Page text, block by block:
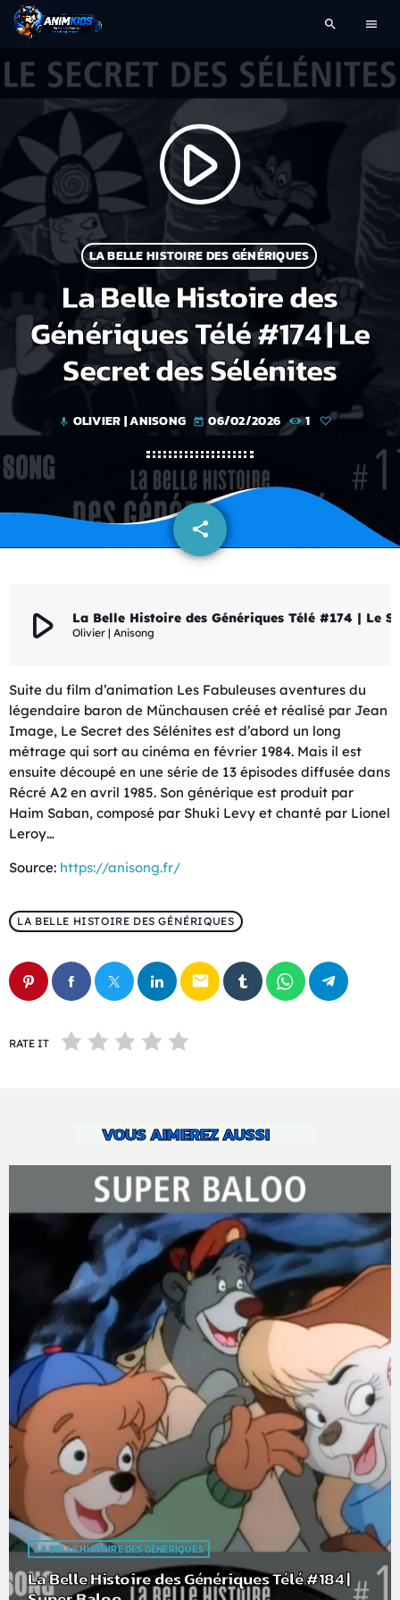
search menu
play_arrow
LA BELLE HISTOIRE DES GÉNÉRIQUES
La Belle Histoire des
Génériques Télé #174 | Le
Secret des Sélénites
mic OLIVIER | ANISONG today 06/02/2026 1
share
email
play_arrow Olivier | Anisong
Suite du film d’animation Les Fabuleuses aventures du
légendaire baron de Münchausen créé et réalisé par Jean
Image, Le Secret des Sélénites est d’abord un long
métrage qui sort au cinéma en février 1984. Mais il est
ensuite découpé en une série de 13 épisodes diffusée dans
Récré A2 en avril 1985. Son générique est produit par
Haim Saban, composé par Shuki Levy et chanté par Lionel
Leroy…
Source: https://anisong.fr/
LA BELLE HISTOIRE DES GÉNÉRIQUES
email
RATE IT
VOUS AIMEREZ AUSSI
LA BELLE HISTOIRE DES GÉNÉRIQUES
La Belle Histoire des Génériques Télé #184 |